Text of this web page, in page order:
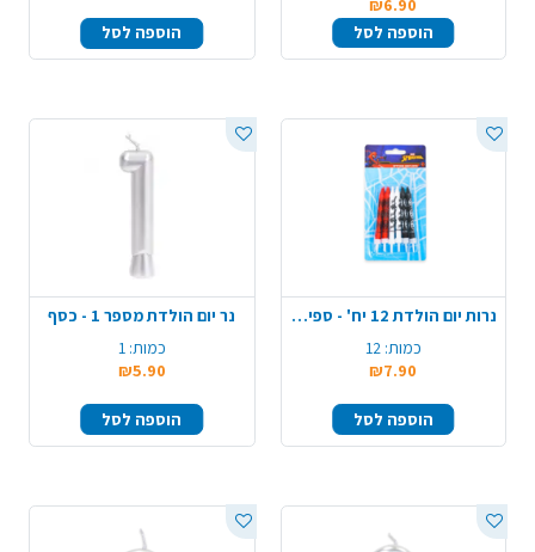
₪6.90
הוספה לסל
הוספה לסל
נרות יום הולדת 12 יח' - ספיידרמן
כמות: 12
₪7.90
הוספה לסל
נר יום הולדת מספר 1 - כסף
כמות: 1
₪5.90
הוספה לסל